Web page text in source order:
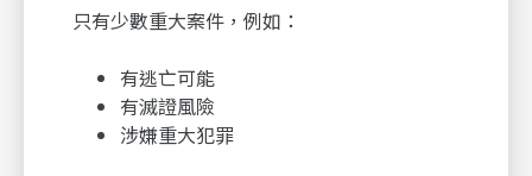
只有少數重大案件，例如：
有逃亡可能
有滅證風險
涉嫌重大犯罪